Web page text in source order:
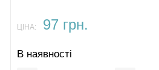
ЦІНА: 97 грн.
В наявності